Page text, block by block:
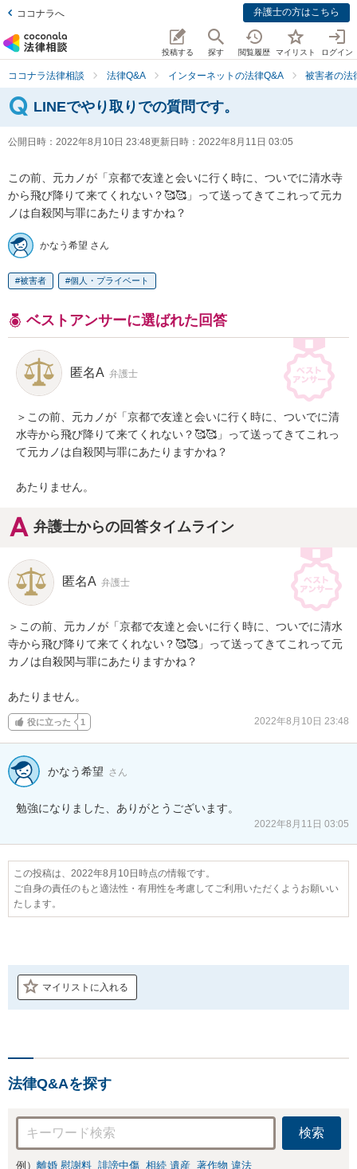
ココナラへ 弁護士の方はこちら
投稿する 探す 閲覧履歴 マイリスト ログイン
ココナラ法律相談 法律Q&A インターネットの法律Q&A 被害者の法
LINEでやり取りでの質問です。
公開日時： 2022年8月10日 23:48更新日時： 2022年8月11日 03:05
この前、元カノが「京都で友達と会いに行く時に、ついでに清水寺
から飛び降りて来てくれない？🥰🥰」って送ってきてこれって元カ
ノは自殺関与罪にあたりますかね？
かなう希望 さん
被害者 個人・プライベート
ベストアンサーに選ばれた回答
匿名A 弁護士
＞この前、元カノが「京都で友達と会いに行く時に、ついでに清
水寺から飛び降りて来てくれない？🥰🥰」って送ってきてこれっ
て元カノは自殺関与罪にあたりますかね？
あたりません。
弁護士からの回答タイムライン
匿名A 弁護士
＞この前、元カノが「京都で友達と会いに行く時に、ついでに清水
寺から飛び降りて来てくれない？🥰🥰」って送ってきてこれって元
カノは自殺関与罪にあたりますかね？
あたりません。
役に立った 1 2022年8月10日 23:48
かなう希望 さん
勉強になりました、ありがとうございます。
2022年8月11日 03:05
この投稿は、2022年8月10日時点の情報です。
ご自身の責任のもと適法性・有用性を考慮してご利用いただくようお願いい
たします。
マイリストに入れる
法律Q&Aを探す
検索
例） 離婚 慰謝料 誹謗中傷 相続 遺産 著作物 違法